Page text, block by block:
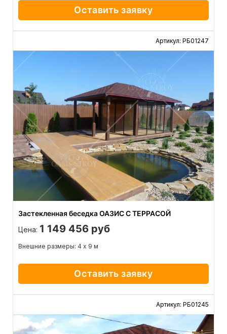
Оставить заявку
Артикул: РБ01247
Застекленная беседка ОАЗИС С ТЕРРАСОЙ
Цена: 1 149 456 руб
Внешние размеры: 4 х 9 м
Оставить заявку
Артикул: РБ01245